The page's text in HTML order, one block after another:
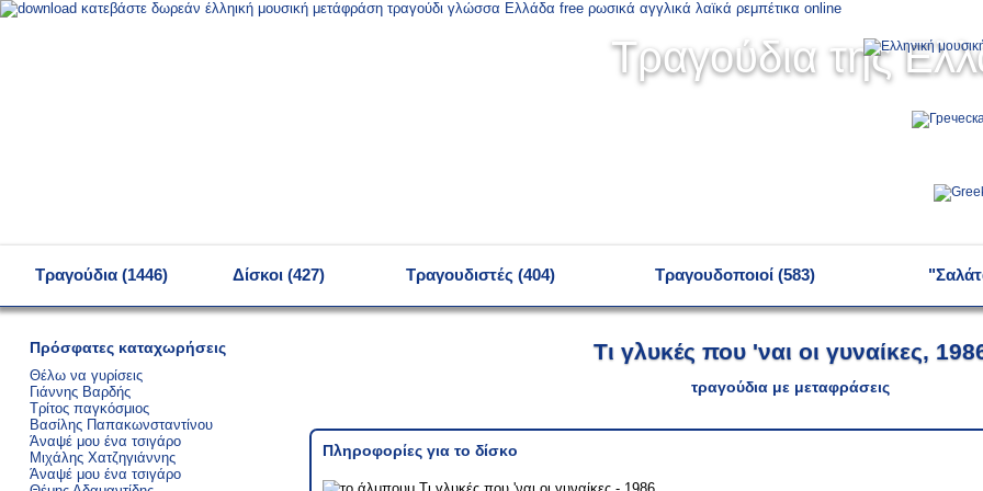
Τραγούδια της
Τραγούδια (1446) Δίσκοι (427) Τραγουδιστές (404) Τραγουδοποιοί (583)
Πρόσφατες καταχωρήσεις
Θέλω να γυρίσεις
Γιάννης Βαρδής
Τρίτος παγκόσμιος
Βασίλης Παπακωνσταντίνου
Άναψέ μου ένα τσιγάρο
Μιχάλης Χατζηγιάννης
Άναψέ μου ένα τσιγάρο
Τι γλυκές που 'ναι οι γυναίκες,
τραγούδια με μεταφράσεις
Πληροφορίες για το δίσκο